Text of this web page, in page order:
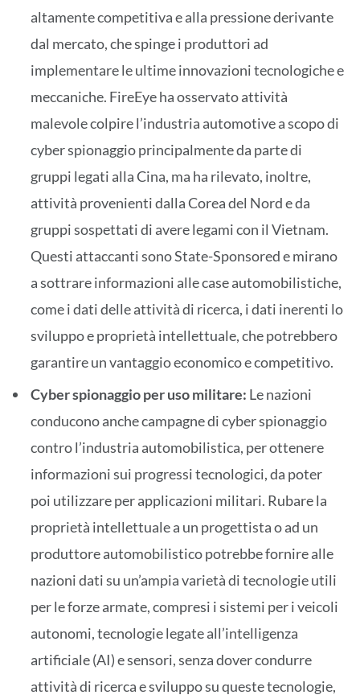
altamente competitiva e alla pressione derivante
dal mercato, che spinge i produttori ad
implementare le ultime innovazioni tecnologiche e
meccaniche. FireEye ha osservato attività
malevole colpire l’industria automotive a scopo di
cyber spionaggio principalmente da parte di
gruppi legati alla Cina, ma ha rilevato, inoltre,
attività provenienti dalla Corea del Nord e da
gruppi sospettati di avere legami con il Vietnam.
Questi attaccanti sono State-Sponsored e mirano
a sottrare informazioni alle case automobilistiche,
come i dati delle attività di ricerca, i dati inerenti lo
sviluppo e proprietà intellettuale, che potrebbero
garantire un vantaggio economico e competitivo.
Cyber spionaggio per uso militare: Le nazioni
conducono anche campagne di cyber spionaggio
contro l’industria automobilistica, per ottenere
informazioni sui progressi tecnologici, da poter
poi utilizzare per applicazioni militari. Rubare la
proprietà intellettuale a un progettista o ad un
produttore automobilistico potrebbe fornire alle
nazioni dati su un’ampia varietà di tecnologie utili
per le forze armate, compresi i sistemi per i veicoli
autonomi, tecnologie legate all’intelligenza
artificiale (AI) e sensori, senza dover condurre
attività di ricerca e sviluppo su queste tecnologie,